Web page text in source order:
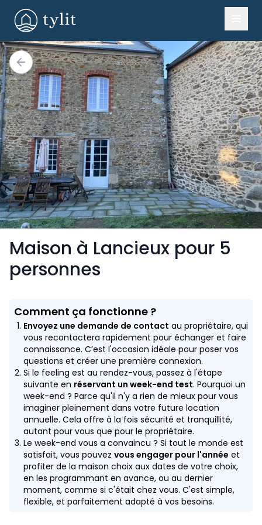
Maison à Lancieux pour 5
personnes
Comment ça fonctionne ?
Envoyez une demande de contact au propriétaire, qui
vous recontactera rapidement pour échanger et faire
connaissance. C’est l'occasion idéale pour poser vos
questions et créer une première connexion.
Si le feeling est au rendez-vous, passez à l'étape
suivante en réservant un week-end test. Pourquoi un
week-end ? Parce qu'il n'y a rien de mieux pour vous
imaginer pleinement dans votre future location
annuelle. Cela offre à la fois sécurité et tranquillité,
autant pour vous que pour le propriétaire.
Le week-end vous a convaincu ? Si tout le monde est
satisfait, vous pouvez vous engager pour l'année et
profiter de la maison choix aux dates de votre choix,
en les programmant en avance, ou au dernier
moment, comme si c'était chez vous. C'est simple,
flexible, et parfaitement adapté à vos besoins.